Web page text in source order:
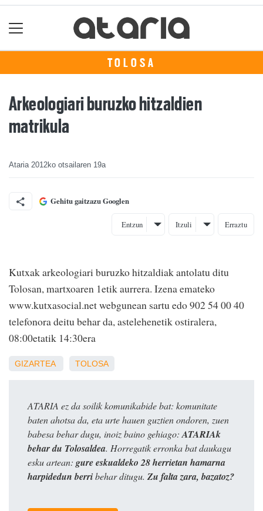
TOLOSA
Arkeologiari buruzko hitzaldien
matrikula
Ataria 2012ko otsailaren 19a
Gehitu gaitzazu Googlen
Entzun Itzuli Erraztu
Kutxak arkeologiari buruzko hitzaldiak antolatu ditu
Tolosan, martxoaren 1etik aurrera. Izena emateko
www.kutxasocial.net webgunean sartu edo 902 54 00 40
telefonora deitu behar da, astelehenetik ostiralera,
08:00etatik 14:30era
GIZARTEA TOLOSA
ATARIA ez da soilik komunikabide bat: komunitate
baten ahotsa da, eta urte hauen guztien ondoren, zuen
babesa behar dugu, inoiz baino gehiago: ATARIAk
behar du Tolosaldea. Horregatik erronka bat daukagu
esku artean: gure eskualdeko 28 herrietan hamarna
harpidedun berribehar ditugu. Zu falta zara, bazatoz?